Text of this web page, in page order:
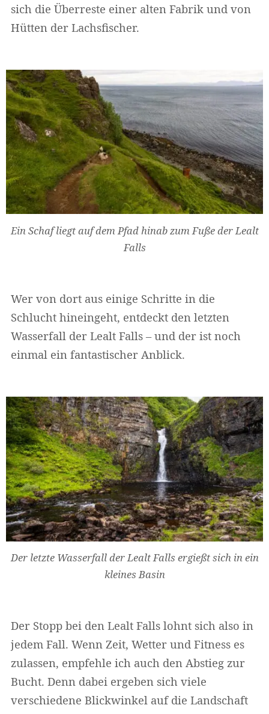
sich die Überreste einer alten Fabrik und von
Hütten der Lachsfischer.
Ein Schaf liegt auf dem Pfad hinab zum Fuße der Lealt
Falls
Wer von dort aus einige Schritte in die
Schlucht hineingeht, entdeckt den letzten
Wasserfall der Lealt Falls – und der ist noch
einmal ein fantastischer Anblick.
Der letzte Wasserfall der Lealt Falls ergießt sich in ein
kleines Basin
Der Stopp bei den Lealt Falls lohnt sich also in
jedem Fall. Wenn Zeit, Wetter und Fitness es
zulassen, empfehle ich auch den Abstieg zur
Bucht. Denn dabei ergeben sich viele
verschiedene Blickwinkel auf die Landschaft